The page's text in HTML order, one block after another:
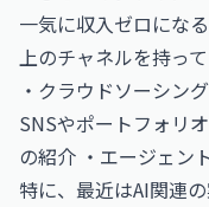
一気に収入ゼロにな
上のチャネルを持って
・クラウドソーシン
SNSやポートフォリ
の紹介 ・エージェン
特に、最近はAI関連